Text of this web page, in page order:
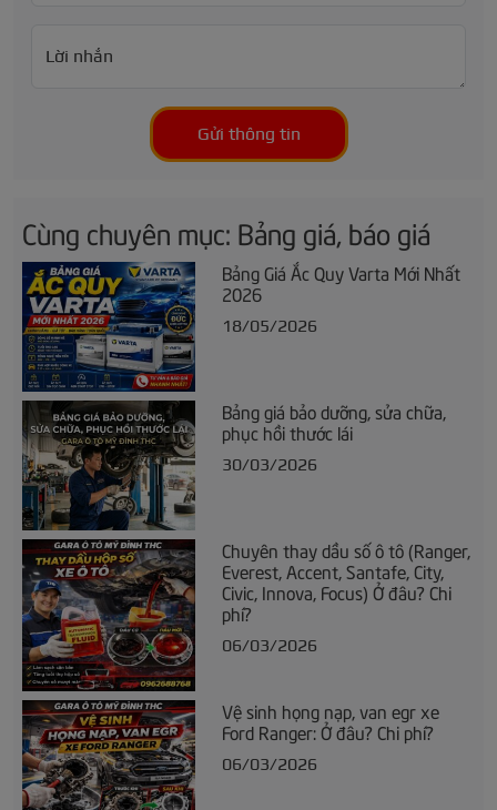
Lời nhắn
Gửi thông tin
Cùng chuyên mục: Bảng giá, báo giá
Bảng Giá Ắc Quy Varta Mới Nhất
2026
18/05/2026
Bảng giá bảo dưỡng, sửa chữa,
phục hồi thước lái
30/03/2026
Chuyên thay dầu số ô tô (Ranger,
Everest, Accent, Santafe, City,
Civic, Innova, Focus) Ở đâu? Chi
phí?
06/03/2026
Vệ sinh họng nạp, van egr xe
Ford Ranger: Ở đâu? Chi phí?
06/03/2026